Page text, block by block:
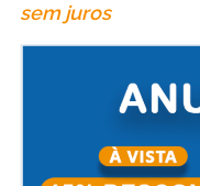
sem juros